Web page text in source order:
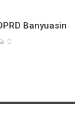
Banyuasin
0